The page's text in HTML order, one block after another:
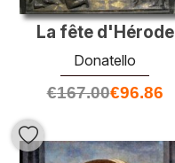
La fête d'Hérode
Donatello
€167.00€96.86